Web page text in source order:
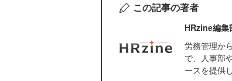
この記事の著者
HRzine編集
労務管理か
で、人事部
ースを提供